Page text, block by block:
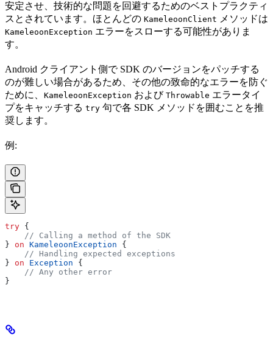
安定させ、技術的な問題を回避するためのベストプラクティ
スとされています。ほとんどの KameleoonClient メソッドは
KameleoonException エラーをスローする可能性がありま
す。
Android クライアント側で SDK のバージョンをパッチする
のが難しい場合があるため、その他の致命的なエラーを防ぐ
ために、 KameleoonException および Throwable エラータイ
プをキャッチする try 句で各 SDK メソッドを囲むことを推
奨します。
例:
try {
    // Calling a method of the SDK
} on KameleoonException {
    // Handling expected exceptions
} on Exception {
    // Any other error
}